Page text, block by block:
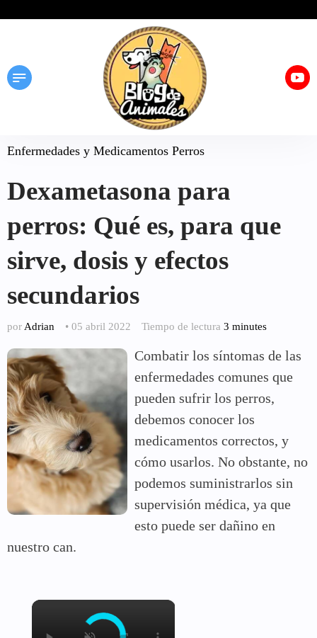
Enfermedades y Medicamentos Perros
Dexametasona para
perros: Qué es, para que
sirve, dosis y efectos
secundarios
por Adrian • 05 abril 2022 Tiempo de lectura 3 minutes
Combatir los síntomas de las
enfermedades comunes que
pueden sufrir los perros,
debemos conocer los
medicamentos correctos, y
cómo usarlos. No obstante, no
podemos suministrarlos sin
supervisión médica, ya que
esto puede ser dañino en
nuestro can.
×